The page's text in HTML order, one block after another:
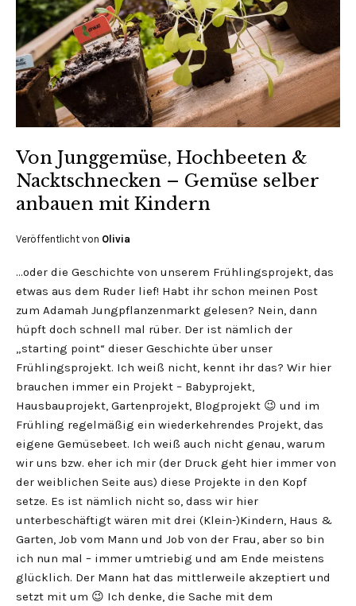
Von Junggemüse, Hochbeeten &
Nacktschnecken – Gemüse selber
anbauen mit Kindern
Veröffentlicht von Olivia
…oder die Geschichte von unserem Frühlingsprojekt, das
etwas aus dem Ruder lief! Habt ihr schon meinen Post
zum Adamah Jungpflanzenmarkt gelesen? Nein, dann
hüpft doch schnell mal rüber. Der ist nämlich der
„starting point“ dieser Geschichte über unser
Frühlingsprojekt. Ich weiß nicht, kennt ihr das? Wir hier
brauchen immer ein Projekt – Babyprojekt,
Hausbauprojekt, Gartenprojekt, Blogprojekt 😉 und im
Frühling regelmäßig ein wiederkehrendes Projekt, das
eigene Gemüsebeet. Ich weiß auch nicht genau, warum
wir uns bzw. eher ich mir (der Druck geht hier immer von
der weiblichen Seite aus) diese Projekte in den Kopf
setze. Es ist nämlich nicht so, dass wir hier
unterbeschäftigt wären mit drei (Klein-)Kindern, Haus &
Garten, Job vom Mann und Job von der Frau, aber so bin
ich nun mal – immer umtriebig und am Ende meistens
glücklich. Der Mann hat das mittlerweile akzeptiert und
setzt mit um 😉 Ich denke, die Sache mit dem